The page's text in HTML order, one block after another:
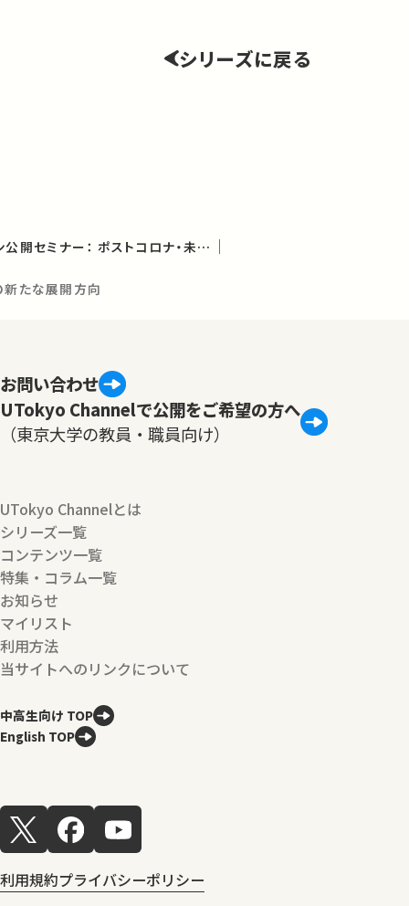
シリーズに戻る
第1回農学部オンライン公開セミナー： ポストコロナ・未来を耕す:多様化する農学の役割
新たな展開方向
お問い合わせ
UTokyo Channelで公開をご希望の方へ
（東京大学の教員・職員向け）
UTokyo Channelとは
シリーズ一覧
コンテンツ一覧
特集・コラム一覧
お知らせ
マイリスト
利用方法
当サイトへのリンクについて
中高生向け TOP
English TOP
利用規約プライバシーポリシー